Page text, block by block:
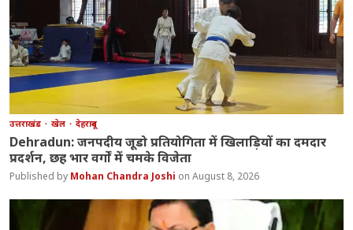
उत्तराखंड खेल देहरादून
Dehradun: जनपदीय जूडो प्रतियोगिता में खिलाड़ियों का दमदार
प्रदर्शन, छह भार वर्गों में चमके विजेता
Mohan Chandra Joshi August 8, 2026